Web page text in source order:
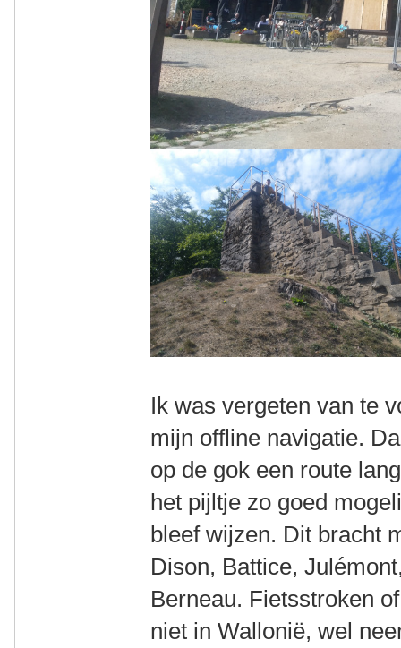
Ik was vergeten van te
mijn offline navigatie.
op de gok een route
het pijltje zo goed
bleef wijzen. Dit bracht
Dison, Battice,
Berneau. Fietsstroken
niet in Wallonië, wel